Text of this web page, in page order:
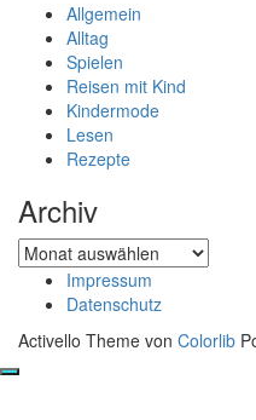
Allgemein
Alltag
Spielen
Reisen mit Kind
Kindermode
Lesen
Rezepte
Archiv
Archiv
Impressum
Datenschutz
Activello Theme von Colorlib